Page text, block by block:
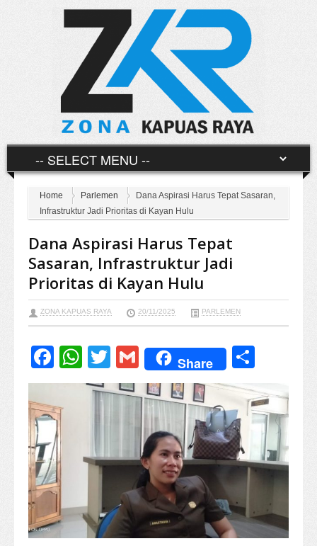
Home Parlemen
Dana Aspirasi Harus Tepat Sasaran,
Infrastruktur Jadi Prioritas di Kayan Hulu
Dana Aspirasi Harus Tepat
Sasaran, Infrastruktur Jadi
Prioritas di Kayan Hulu
ZONA KAPUAS RAYA 20/11/2025 PARLEMEN
Facebook
WhatsApp
TwitterGmail
Share